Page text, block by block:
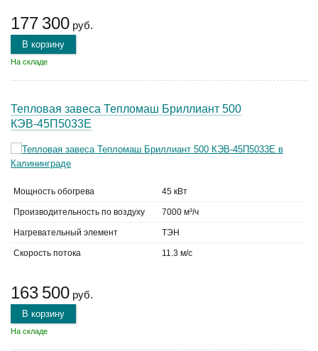
177 300 руб.
В корзину
На складе
Тепловая завеса Тепломаш Бриллиант 500
КЭВ-45П5033Е
Мощность обогрева 45 кВт
Производительность по воздуху 7000 м³/ч
Нагревательный элемент ТЭН
Скорость потока 11.3 м/с
163 500 руб.
В корзину
На складе